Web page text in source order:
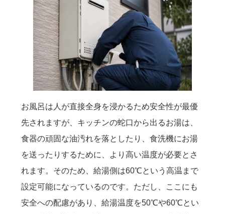
お風呂は人が直接全身を浸かるため安全性が最優
先されますが、キッチンの蛇口から出るお湯は、
食器の頑固な油汚れを落としたり、食洗機にお湯
を送ったりするために、より高い温度が必要とさ
れます。そのため、給湯側は60℃という高温まで
設定可能になっているのです。ただし、ここにも
安全への配慮があり、給湯温度を50℃や60℃とい